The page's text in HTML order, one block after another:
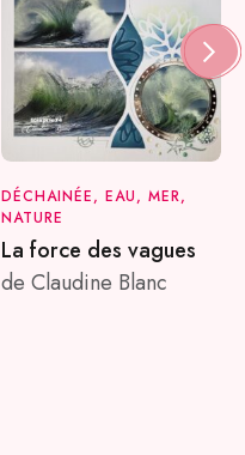
DÉCHAINÉE, EAU, MER,
NATURE
La force des vagues
de Claudine Blanc